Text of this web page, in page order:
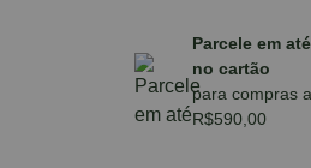
Parcele em
no cartão
para compras
R$590,00